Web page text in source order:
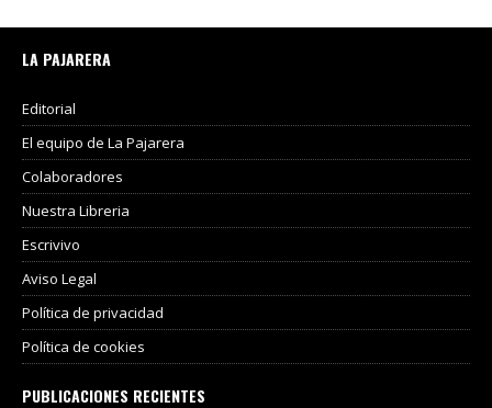
LA PAJARERA
Editorial
El equipo de La Pajarera
Colaboradores
Nuestra Libreria
Escrivivo
Aviso Legal
Política de privacidad
Política de cookies
PUBLICACIONES RECIENTES